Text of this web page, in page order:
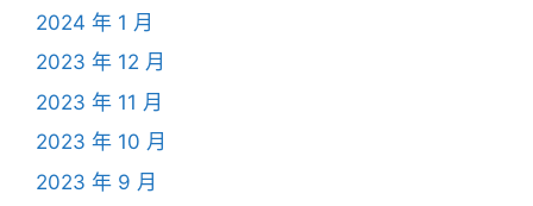
2024 年 1 月
2023 年 12 月
2023 年 11 月
2023 年 10 月
2023 年 9 月